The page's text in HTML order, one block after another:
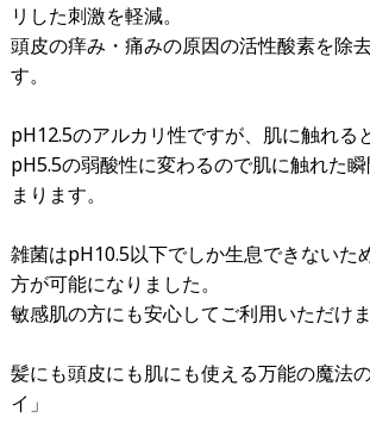
リした刺激を軽減。
頭皮の痒み・痛みの原因の活性酸素を除
す。
pH12.5のアルカリ性ですが、肌に触れる
pH5.5の弱酸性に変わるので肌に触れた
まります。
雑菌はpH10.5以下でしか生息できないた
方が可能になりました。
敏感肌の方にも安心してご利用いただけま
髪にも頭皮にも肌にも使える万能の魔法
イ」